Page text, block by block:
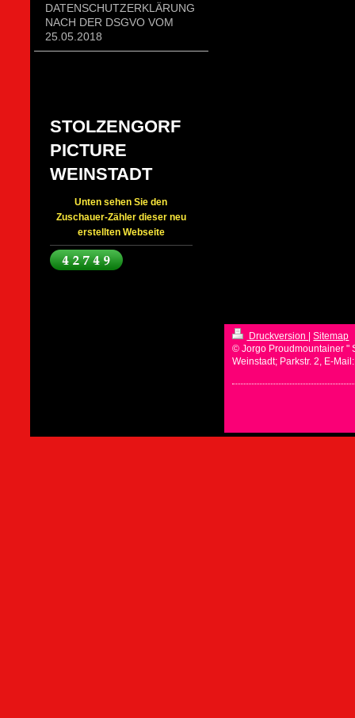
DATENSCHUTZERKLÄRUNG
NACH DER DSGVO VOM
25.05.2018
STOLZENGORF
PICTURE
WEINSTADT
Unten sehen Sie den
Zuschauer-Zähler dieser neu
erstellten Webseite
Druckversion | Sitemap
© Jorgo Proudmountainer "
Weinstadt; Parkstr. 2, E-